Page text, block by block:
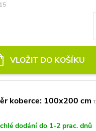
VLOŽIT DO KOŠÍKU
koberce: 100x200 cm
dodání do 1-2 prac. dnů